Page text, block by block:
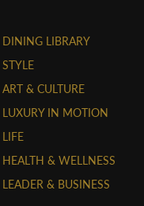
DINING LIBRARY
STYLE
ART & CULTURE
LUXURY IN MOTION
LIFE
HEALTH & WELLNESS
LEADER & BUSINESS